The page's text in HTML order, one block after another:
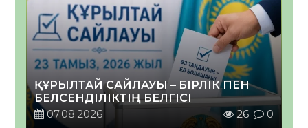
ҚҰРЫЛТАЙ САЙЛАУЫ – БІРЛІК ПЕН
БЕЛСЕНДІЛІКТІҢ БЕЛГІСІ
07.08.2026
26 0